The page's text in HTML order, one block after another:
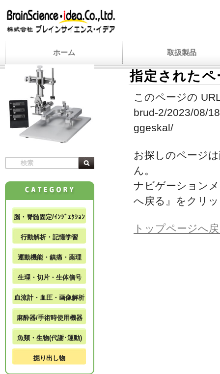
ホーム 取扱製品
指定された
このページの
brud-2/2023/08/
ggeskal/
お探しのページ
ん。
ナビゲーション
へ戻る』をクリ
トップページへ
脳・脊髄固定/ｲﾝｼﾞｪｸｼｮﾝ
行動解析・記憶学習
運動機能・鎮痛・薬理
生理・切片・生体信号
血流計・血圧・画像解析
麻酔器/手術時使用機器
魚類・生物(代謝･運動)
掘り出し物